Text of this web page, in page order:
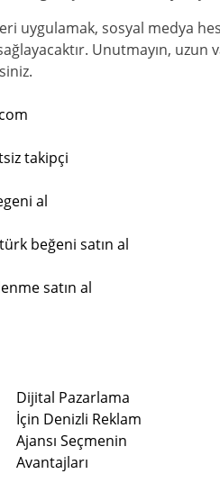
uygulamak, sosyal medya
Unutmayın, uzun
takipçi
al
beğeni satın al
satın al
Dijital Pazarlama
İçin Denizli Reklam
Ajansı Seçmenin
Avantajları